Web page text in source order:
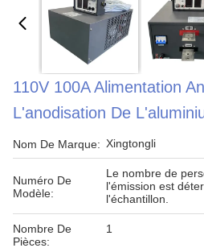
110V 100A Alimentation
L'anodisation De
Nom De Marque: Xingtongli
Numéro De
Modèle:
Le nombre de
l'émission est
l'échantillon.
Nombre De
Pièces:
1